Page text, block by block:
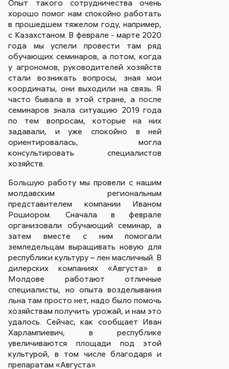
Опыт такого сотрудничества очень
хорошо помог нам спокойно работать
в прошедшем тяжелом году, например,
с Казахстаном. В феврале - марте 2020
года мы успели провести там ряд
обучающих семинаров, а потом, когда
у агрономов, руководителей хозяйств
стали возникать вопросы, зная мои
координаты, они выходили на связь. Я
часто бывала в этой стране, а после
семинаров знала ситуацию 2019 года
по тем вопросам, которые на них
задавали, и уже спокойно в ней
ориентировалась, могла
консультировать специалистов
хозяйств.
Большую работу мы провели с нашим
молдавским региональным
представителем компании Иваном
Рошиором. Сначала в феврале
организовали обучающий семинар, а
затем вместе с ним помогали
земледельцам выращивать новую для
республики культуру – лен масличный. В
дилерских компаниях «Августа» в
Молдове работают отличные
специалисты, но опыта возделывания
льна там просто нет, надо было помочь
хозяйствам получить урожай, и нам это
удалось. Сейчас, как сообщает Иван
Харлампиевич, в республике
увеличиваются площади под этой
культурой, в том числе благодаря и
препаратам «Августа».